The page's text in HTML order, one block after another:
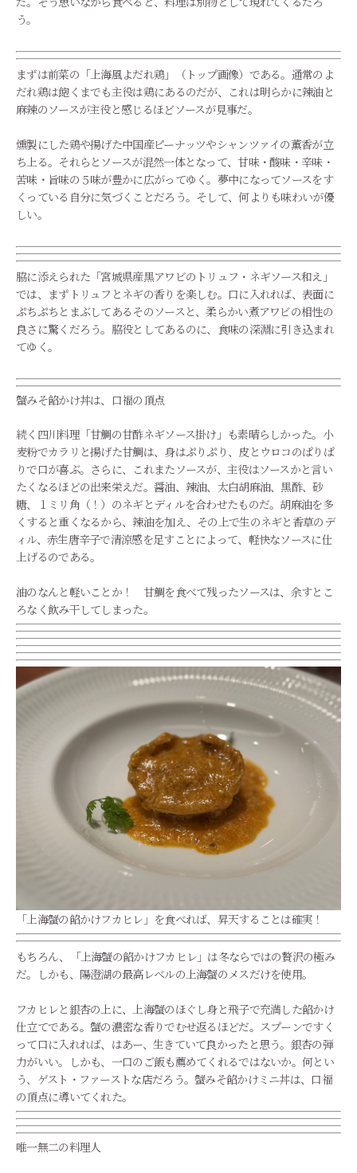
う。
まずは前菜の「上海風よだれ鶏」（トップ画像）である。通常のよ
だれ鶏は飽くまでも主役は鶏にあるのだが、これは明らかに辣油と
麻辣のソースが主役と感じるほどソースが見事だ。
燻製にした鶏や揚げた中国産ピーナッツやシャンツァイの薫香が立
ち上る。それらとソースが混然一体となって、甘味・酸味・辛味・
苦味・旨味の５味が豊かに広がってゆく。夢中になってソースをす
くっている自分に気づくことだろう。そして、何よりも味わいが優
しい。
脇に添えられた「宮城県産黒アワビのトリュフ・ネギソース和え」
では、まずトリュフとネギの香りを楽しむ。口に入れれば、表面に
ぷちぷちとまぶしてあるそのソースと、柔らかい煮アワビの相性の
良さに驚くだろう。脇役としてあるのに、食味の深淵に引き込まれ
てゆく。
蟹みそ餡かけ丼は、口福の頂点
続く四川料理「甘鯛の甘酢ネギソース掛け」も素晴らしかった。小
麦粉でカラリと揚げた甘鯛は、身はぷりぷり、皮とウロコのぱりぱ
りで口が喜ぶ。さらに、これまたソースが、主役はソースかと言い
たくなるほどの出来栄えだ。醤油、辣油、太白胡麻油、黒酢、砂
糖、１ミリ角（！）のネギとディルを合わせたものだ。胡麻油を多
くすると重くなるから、辣油を加え、その上で生のネギと香草のデ
ィル、赤生唐辛子で清涼感を足すことによって、軽快なソースに仕
上げるのである。
油のなんと軽いことか！ 甘鯛を食べて残ったソースは、余すとこ
ろなく飲み干してしまった。
「上海蟹の餡かけフカヒレ」を食べれば、昇天することは確実！
もちろん、「上海蟹の餡かけフカヒレ」は冬ならではの贅沢の極み
だ。しかも、陽澄湖の最高レベルの上海蟹のメスだけを使用。
フカヒレと銀杏の上に、上海蟹のほぐし身と飛子で充満した餡かけ
仕立てである。蟹の濃密な香りでむせ返るほどだ。スプーンですく
って口に入れれば、はあー、生きていて良かったと思う。銀杏の弾
力がいい。しかも、一口のご飯も薦めてくれるではないか。何とい
う、ゲスト・ファーストな店だろう。蟹みそ餡かけミニ丼は、口福
の頂点に導いてくれた。
唯一無二の料理人